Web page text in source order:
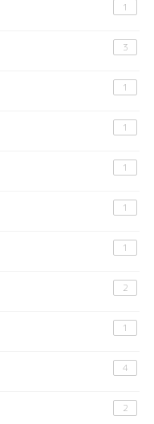
1
3
1
1
1
1
1
2
1
4
2